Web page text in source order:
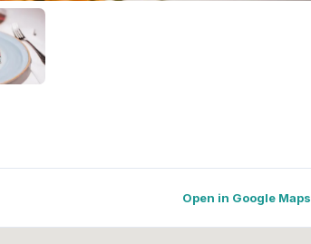
Open in Google Maps